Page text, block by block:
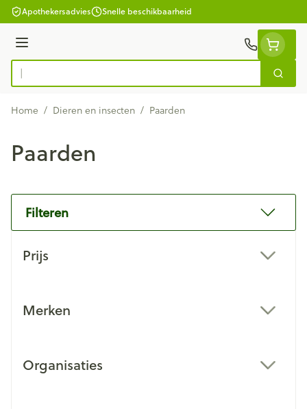
Ga naar de inhoud
Apothekersadvies Snelle beschikbaarheid
Menu
Product, merk, categorie...
Zoek
Home / Dieren en insecten / Paarden
Paarden
Filteren
Prijs
Merken
Organisaties